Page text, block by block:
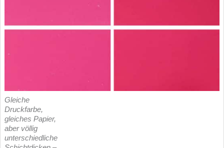
Gleiche
Druckfarbe,
gleiches Papier,
aber völlig
unterschiedliche